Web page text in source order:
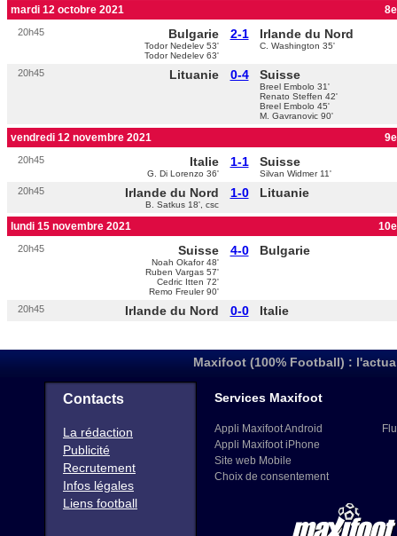
mardi 12 octobre 2021
20h45 Bulgarie 2-1 Irlande du Nord
Todor Nedelev 53'
Todor Nedelev 63'
C. Washington 35'
20h45 Lituanie 0-4 Suisse
Breel Embolo 31'
Renato Steffen 42'
Breel Embolo 45'
M. Gavranovic 90'
vendredi 12 novembre 2021
20h45 Italie 1-1 Suisse
G. Di Lorenzo 36' Silvan Widmer 11'
20h45 Irlande du Nord 1-0 Lituanie
B. Satkus 18', csc
lundi 15 novembre 2021
20h45 Suisse 4-0 Bulgarie
Noah Okafor 48'
Ruben Vargas 57'
Cedric Itten 72'
Remo Freuler 90'
20h45 Irlande du Nord 0-0 Italie
Maxifoot (100% Football) :
Contacts
La rédaction
Publicité
Recrutement
Infos légales
Liens football
Services Maxifoot
Appli Maxifoot Android
Appli Maxifoot iPhone
Site web Mobile
Choix de consentement